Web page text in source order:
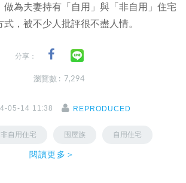
做為夫妻持有「自用」與「非自用」住宅
式，被不少人批評很不盡人情。
分享：
瀏覽數 : 7,294
05-14 11:38 REPRODUCED
非自用住宅 囤屋族 自用住宅
閱讀更多＞